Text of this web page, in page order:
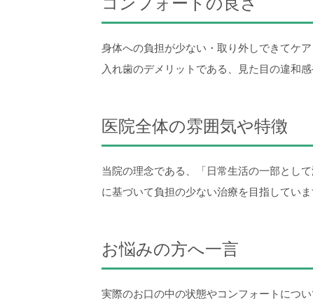
身体への負担が少ない・取り外しできてケ
入れ歯のデメリットである、見た目の違和
医院全体の雰囲気や特徴
当院の理念である、「日常生活の一部とし
に基づいて負担の少ない治療を目指してい
お悩みの方へ一言
実際のお口の中の状態やコンフォートにつ